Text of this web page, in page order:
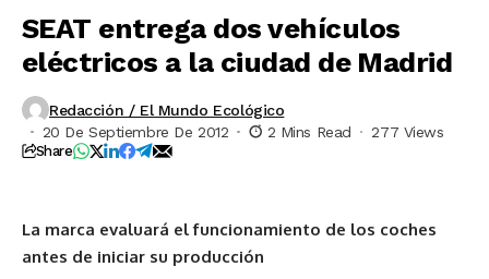
SEAT entrega dos vehículos
eléctricos a la ciudad de Madrid
Redacción / El Mundo Ecológico
20 De Septiembre De 2012
2 Mins Read 277 Views
Share
La marca evaluará el funcionamiento de los coches
antes de iniciar su producción